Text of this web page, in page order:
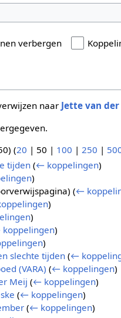
verbergen
naar Jette van
) (20 | 50 | 100 | 250 |
tijden (← koppelingen)
)
(←
)
)
)
)
slechte tijden (←
(VARA) (← koppelingen)
Meij (← koppelingen)
(← koppelingen)
(← koppelingen)